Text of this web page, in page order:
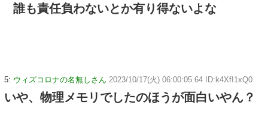
誰も責任負わないとか有り得ないよな
5: ウィズコロナの名無しさん 2023/10/17(火) 06:00:05.64 ID:k4XfI1xQ0
いや、物理メモリでしたのほうが面白いやん？